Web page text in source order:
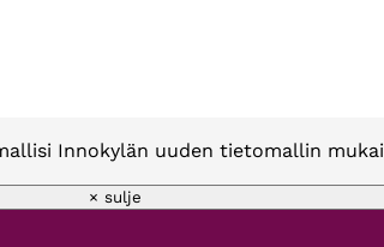
Innokylän uuden tietomallin
× sulje